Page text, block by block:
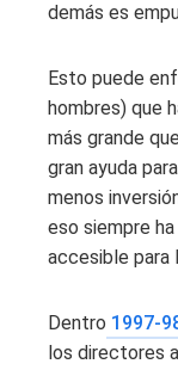
demás es
Esto puede
hombres) que
más grande
gran ayuda
menos
eso siempre
accesible para
Dentro 1997-
los directores